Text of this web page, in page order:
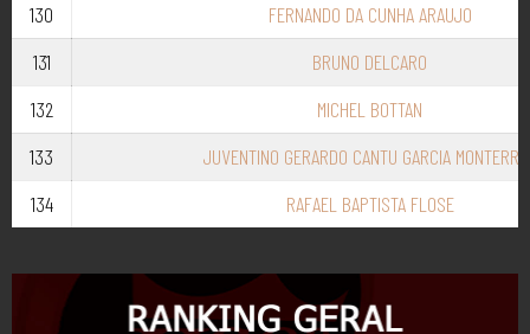
130
FERNANDO DA CUNHA ARAUJO
131
BRUNO DELCARO
132
MICHEL BOTTAN
133
JUVENTINO GERARDO CANTU GARCIA
134
RAFAEL BAPTISTA FLOSE